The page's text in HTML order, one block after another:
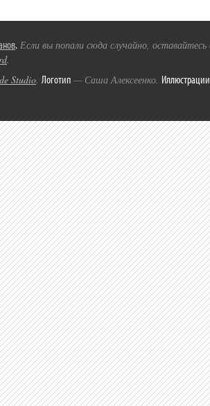
. Если вы попали сюда случайно,
.
Studio. Логотип — Саша Алексеенко. Иллюстрации